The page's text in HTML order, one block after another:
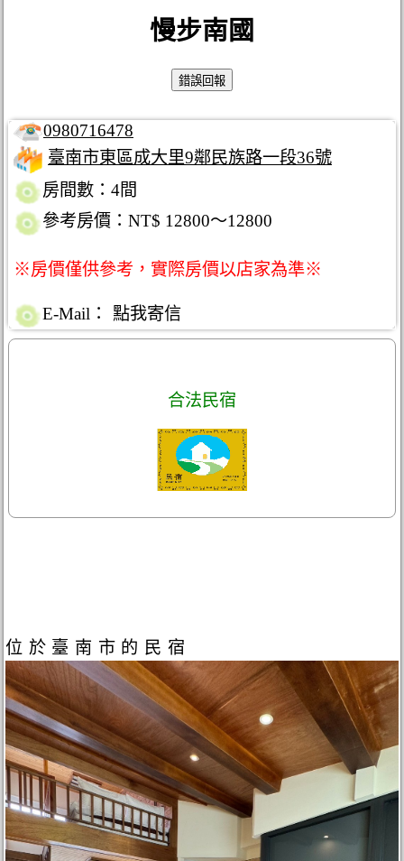
慢步南國
0980716478
臺南市東區成大里9鄰民族路一段36號
房間數：4間
參考房價：NT$ 12800～12800
※房價僅供參考，實際房價以店家為準※
E-Mail： 點我寄信
合法民宿
位於臺南市的民宿